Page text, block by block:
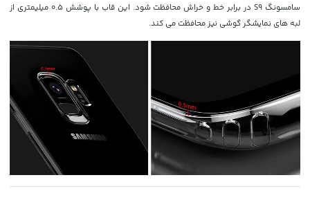
سامسونگ S9 در برابر خط و خراش محافظت شود. این قاب با پوشش 0.5 میلیمتری از
لبه های نمایشگر گوشی نیز محافظت می کند.